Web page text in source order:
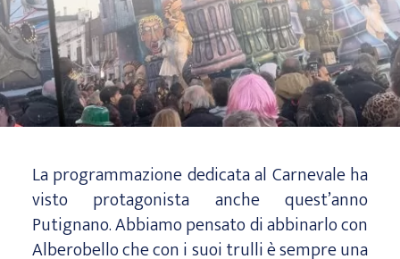
La programmazione dedicata al Carnevale ha
visto protagonista anche quest’anno
Putignano. Abbiamo pensato di abbinarlo con
Alberobello che con i suoi trulli è sempre una